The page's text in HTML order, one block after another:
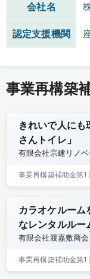
会社名
認定支援機関
事業再構築
きれいで人にも
さんトイレ」
有限会社宗建リノ
事業再構築補助金第1
カラオケルー
なレンタルルー
有限会社渡嘉敷商会
事業再構築補助金第1